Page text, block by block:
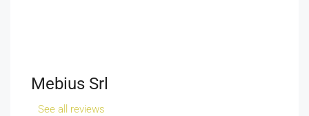
Mebius Srl
See all reviews